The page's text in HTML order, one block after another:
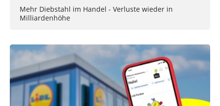
Mehr Diebstahl im Handel - Verluste wieder in
Milliardenhöhe